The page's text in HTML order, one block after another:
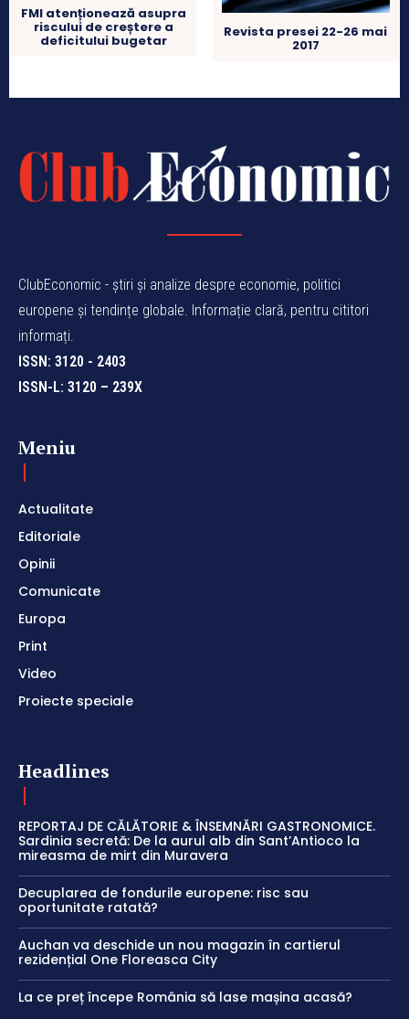
FMI atenționează asupra
riscului de creștere a
deficitului bugetar
Revista presei 22-26 mai
2017
ClubEconomic - știri și analize despre economie, politici
europene și tendințe globale. Informație clară, pentru cititori
informați.
ISSN: 3120 - 2403
ISSN-L: 3120 – 239X
Meniu
Actualitate
Editoriale
Opinii
Comunicate
Europa
Print
Video
Proiecte speciale
Headlines
REPORTAJ DE CĂLĂTORIE & ÎNSEMNĂRI GASTRONOMICE.
Sardinia secretă: De la aurul alb din Sant’Antioco la
mireasma de mirt din Muravera
Decuplarea de fondurile europene: risc sau
oportunitate ratată?
Auchan va deschide un nou magazin în cartierul
rezidențial One Floreasca City
La ce preț începe România să lase mașina acasă?